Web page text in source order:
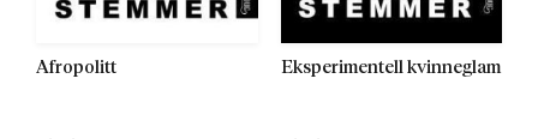
Afropolitt Eksperimentell kvinneglam